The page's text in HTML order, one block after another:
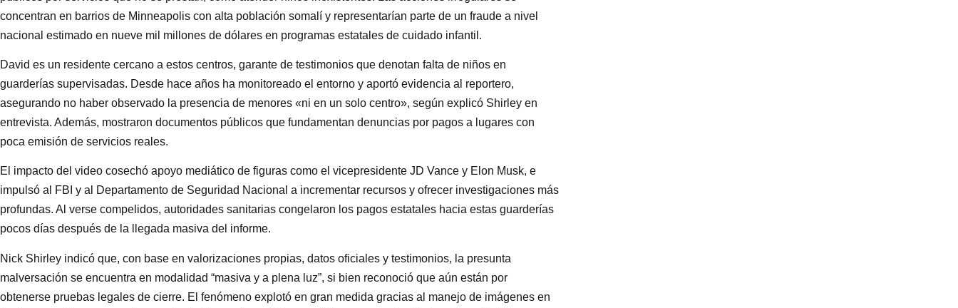
concentran en barrios de Minneapolis con alta población somalí y representarían parte de un fraude a nivel
nacional estimado en nueve mil millones de dólares en programas estatales de cuidado infantil.
David es un residente cercano a estos centros, garante de testimonios que denotan falta de niños en
guarderías supervisadas. Desde hace años ha monitoreado el entorno y aportó evidencia al reportero,
asegurando no haber observado la presencia de menores «ni en un solo centro», según explicó Shirley en
entrevista. Además, mostraron documentos públicos que fundamentan denuncias por pagos a lugares con
poca emisión de servicios reales.
El impacto del video cosechó apoyo mediático de figuras como el vicepresidente JD Vance y Elon Musk, e
impulsó al FBI y al Departamento de Seguridad Nacional a incrementar recursos y ofrecer investigaciones más
profundas. Al verse compelidos, autoridades sanitarias congelaron los pagos estatales hacia estas guarderías
pocos días después de la llegada masiva del informe.
Nick Shirley indicó que, con base en valorizaciones propias, datos oficiales y testimonios, la presunta
malversación se encuentra en modalidad “masiva y a plena luz”, si bien reconoció que aún están por
obtenerse pruebas legales de cierre. El fenómeno explotó en gran medida gracias al manejo de imágenes en